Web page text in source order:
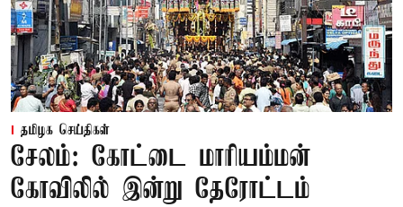
தமிழக செய்திகள்
சேலம்: கோட்டை மாரியம்மன்
கோவிலில் இன்று தேரோட்டம்